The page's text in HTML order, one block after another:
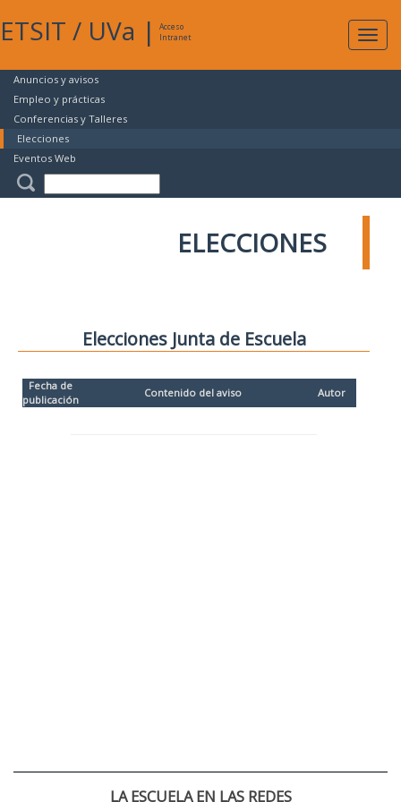
ETSIT / UVa |
Acceso
Intranet
Anuncios y avisos
Empleo y prácticas
Conferencias y Talleres
Elecciones
Eventos Web
ELECCIONES
Elecciones Junta de Escuela
Fecha de
publicación
Contenido del aviso Autor
LA ESCUELA EN LAS REDES